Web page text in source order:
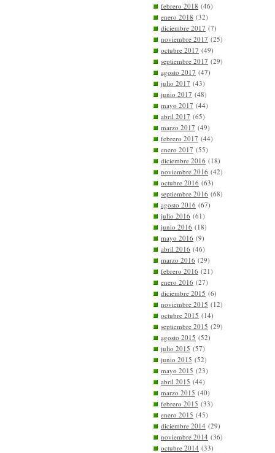
febrero 2018 (46)
enero 2018 (32)
diciembre 2017 (7)
noviembre 2017 (25)
octubre 2017 (49)
septiembre 2017 (29)
agosto 2017 (47)
julio 2017 (43)
junio 2017 (48)
mayo 2017 (44)
abril 2017 (65)
marzo 2017 (49)
febrero 2017 (44)
enero 2017 (55)
diciembre 2016 (18)
noviembre 2016 (42)
octubre 2016 (63)
septiembre 2016 (68)
agosto 2016 (67)
julio 2016 (61)
junio 2016 (18)
mayo 2016 (9)
abril 2016 (46)
marzo 2016 (29)
febrero 2016 (21)
enero 2016 (27)
diciembre 2015 (6)
noviembre 2015 (12)
octubre 2015 (14)
septiembre 2015 (29)
agosto 2015 (52)
julio 2015 (57)
junio 2015 (52)
mayo 2015 (23)
abril 2015 (44)
marzo 2015 (40)
febrero 2015 (33)
enero 2015 (45)
diciembre 2014 (29)
noviembre 2014 (36)
octubre 2014 (33)